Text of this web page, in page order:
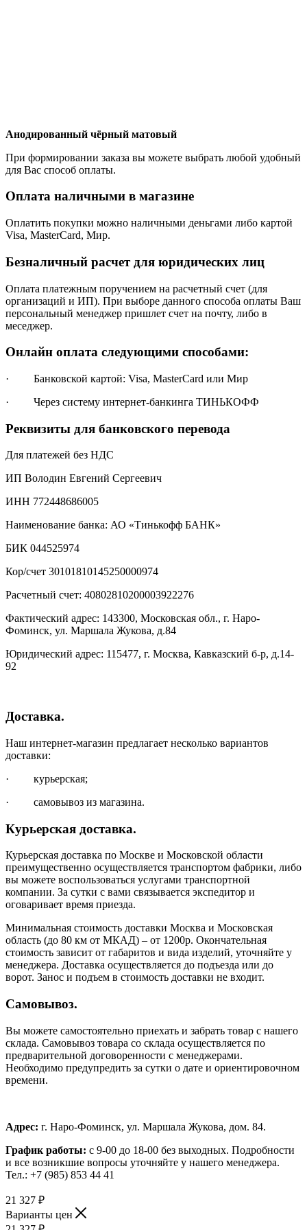
Анодированный чёрный матовый
При формировании заказа вы можете выбрать любой удобный
для Вас способ оплаты.
Оплата наличными в магазине
Оплатить покупки можно наличными деньгами либо картой
Visa, MasterCard, Мир.
Безналичный расчет для юридических лиц
Оплата платежным поручением на расчетный счет (для
организаций и ИП). При выборе данного способа оплаты Ваш
персональный менеджер пришлет счет на почту, либо в
меседжер.
Онлайн оплата следующими способами:
· Банковской картой: Visa, MasterCard или Мир
· Через систему интернет-банкинга ТИНЬКОФФ
Реквизиты для банковского перевода
Для платежей без НДС
ИП Володин Евгений Сергеевич
ИНН 772448686005
Наименование банка: АО «Тинькофф БАНК»
БИК 044525974
Кор/счет 30101810145250000974
Расчетный счет: 40802810200003922276
Фактический адрес: 143300, Московская обл., г. Наро-
Фоминск, ул. Маршала Жукова, д.84
Юридический адрес: 115477, г. Москва, Кавказский б-р, д.14-
92
Доставка.
Наш интернет-магазин предлагает несколько вариантов
доставки:
· курьерская;
· самовывоз из магазина.
Курьерская доставка.
Курьерская доставка по Москве и Московской области
преимущественно осуществляется транспортом фабрики, либо
вы можете воспользоваться услугами транспортной
компании. За сутки с вами связывается экспедитор и
оговаривает время приезда.
Минимальная стоимость доставки Москва и Московская
область (до 80 км от МКАД) – от 1200р. Окончательная
стоимость зависит от габаритов и вида изделий, уточняйте у
менеджера. Доставка осуществляется до подъезда или до
ворот. Занос и подъем в стоимость доставки не входит.
Самовывоз.
Вы можете самостоятельно приехать и забрать товар с нашего
склада. Самовывоз товара со склада осуществляется по
предварительной договоренности с менеджерами.
Необходимо предупредить за сутки о дате и ориентировочном
времени.
Адрес: г. Наро-Фоминск, ул. Маршала Жукова, дом. 84.
График работы: с 9-00 до 18-00 без выходных. Подробности
и все возникшие вопросы уточняйте у нашего менеджера.
Тел.: +7 (985) 853 44 41
21 327 ₽
Варианты цен